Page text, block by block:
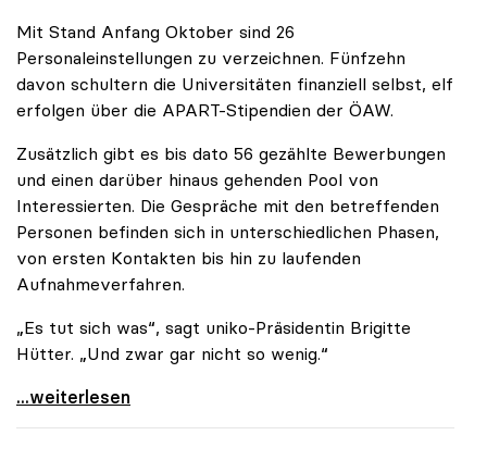
Mit Stand Anfang Oktober sind 26
Personaleinstellungen zu verzeichnen. Fünfzehn
davon schultern die Universitäten finanziell selbst, elf
erfolgen über die APART-Stipendien der ÖAW.
Zusätzlich gibt es bis dato 56 gezählte Bewerbungen
und einen darüber hinaus gehenden Pool von
Interessierten. Die Gespräche mit den betreffenden
Personen befinden sich in unterschiedlichen Phasen,
von ersten Kontakten bis hin zu laufenden
Aufnahmeverfahren.
„Es tut sich was“, sagt uniko-Präsidentin Brigitte
Hütter. „Und zwar gar nicht so wenig.“
Reges Interesse von US-Forscher:innen an
...weiterlesen